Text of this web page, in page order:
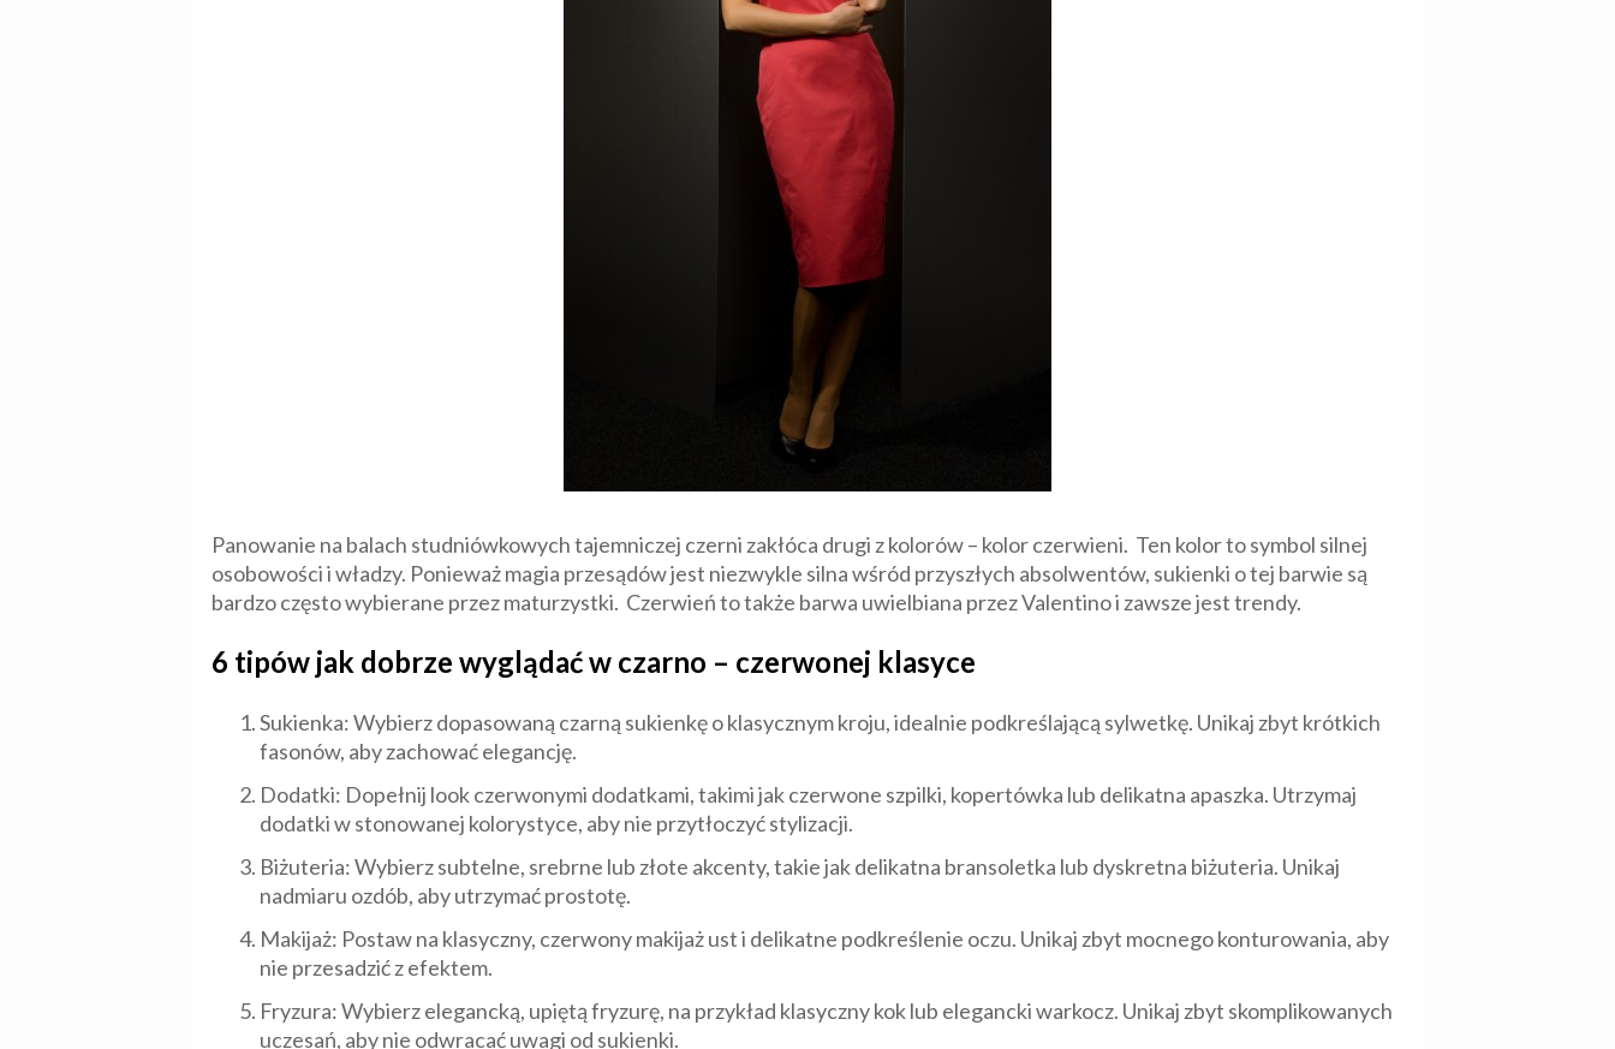
Panowanie na balach studniówkowych tajemniczej czerni zakłóca drugi z kolorów – kolor czerwieni. Ten kolor to symbol silnej
osobowości i władzy. Ponieważ magia przesądów jest niezwykle silna wśród przyszłych absolwentów, sukienki o tej barwie są
bardzo często wybierane przez maturzystki. Czerwień to także barwa uwielbiana przez Valentino i zawsze jest trendy.
6 tipów jak dobrze wyglądać w czarno – czerwonej klasyce
Sukienka: Wybierz dopasowaną czarną sukienkę o klasycznym kroju, idealnie podkreślającą sylwetkę. Unikaj zbyt krótkich
fasonów, aby zachować elegancję.
Dodatki: Dopełnij look czerwonymi dodatkami, takimi jak czerwone szpilki, kopertówka lub delikatna apaszka. Utrzymaj
dodatki w stonowanej kolorystyce, aby nie przytłoczyć stylizacji.
Biżuteria: Wybierz subtelne, srebrne lub złote akcenty, takie jak delikatna bransoletka lub dyskretna biżuteria. Unikaj
nadmiaru ozdób, aby utrzymać prostotę.
Makijaż: Postaw na klasyczny, czerwony makijaż ust i delikatne podkreślenie oczu. Unikaj zbyt mocnego konturowania, aby
nie przesadzić z efektem.
Fryzura: Wybierz elegancką, upiętą fryzurę, na przykład klasyczny kok lub elegancki warkocz. Unikaj zbyt skomplikowanych
uczesań, aby nie odwracać uwagi od sukienki.